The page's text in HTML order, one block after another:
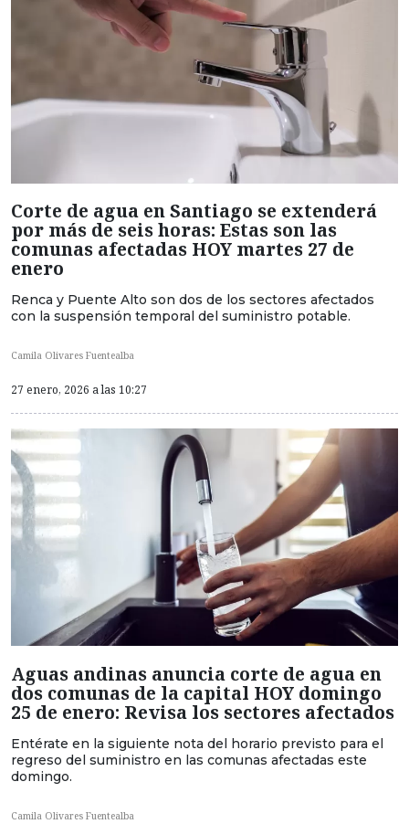
Corte de agua en Santiago se extenderá
por más de seis horas: Estas son las
comunas afectadas HOY martes 27 de
enero
Renca y Puente Alto son dos de los sectores afectados
con la suspensión temporal del suministro potable.
Camila Olivares Fuentealba
27 enero, 2026 a las 10:27
Aguas andinas anuncia corte de agua en
dos comunas de la capital HOY domingo
25 de enero: Revisa los sectores afectados
Entérate en la siguiente nota del horario previsto para el
regreso del suministro en las comunas afectadas este
domingo.
Camila Olivares Fuentealba